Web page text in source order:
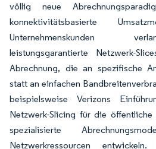
völlig neue
konnektivitätsbasierte
Unternehmenskunden
leistungsgarantierte Netzwerk-
Abrechnung, die an spezifische
statt an einfachen
beispielsweise Verizons
Netzwerk-Slicing für die
spezialisierte
Netzwerkressourcen